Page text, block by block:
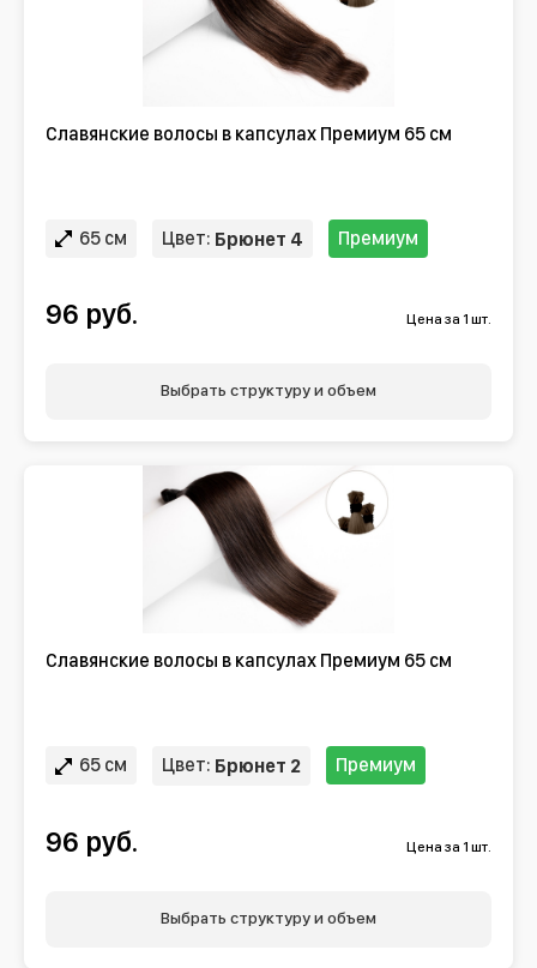
Славянские волосы в капсулах Премиум 65 см
65 см Цвет: Брюнет 4 Премиум
96 руб. Цена за 1 шт.
Выбрать структуру и объем
Славянские волосы в капсулах Премиум 65 см
65 см Цвет: Брюнет 2 Премиум
96 руб. Цена за 1 шт.
Выбрать структуру и объем